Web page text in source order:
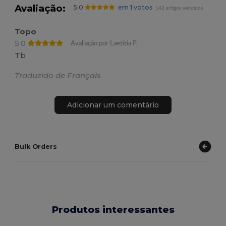
Avaliação: 5.0 em 1 votos 142 artigos vendidos
Topo
5.0
Avaliação por Laetitia P.
Tb
Traduzido de Français
Adicionar um comentário
Bulk Orders
Produtos interessantes